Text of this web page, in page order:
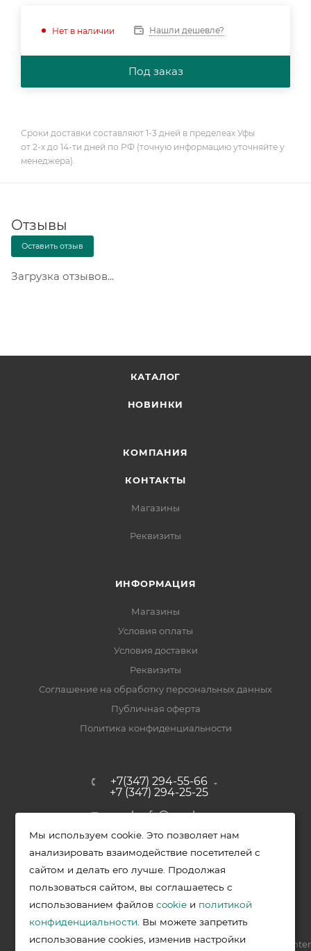
Нет в наличии Нашли дешевле?
Под заказ
Сроки доставки составляют 1-3 дней в пределеах Уфы
от 2-х до 14-ти дней по РФ (точную информацию уточняйте у
менеджера).
Отзывы
Оставить отзыв
Загрузка отзывов...
КАТАЛОГ
НОВИНКИ
КОМПАНИЯ
КОНТАКТЫ
Магазины
Реквизиты
ИНФОРМАЦИЯ
Магазины
Условия оплаты
Условия доставки
Реквизиты
Соглашение на обработку персональных данных
Публичная оферта
Политика конфиденциальности
+7(347) 294-55-66
+7 (347) 294-25-25
upak-ufa@yandex.ru
Уфимский район, с. Зубово, ул.
Полевая, д. 44/2, к. 2
2026 © Меркурий - упаковочная продукция от ведущих
производителей в Уфе
Разработка —
VIS.center
Мы используем cookie. Это позволяет нам
анализировать взаимодействие посетителей с
сайтом и делать его лучше. Продолжая
пользоваться сайтом, вы соглашаетесь с
использованием файловcookie и политикой
конфиденциальности . Вы можете запретить
использование cookies, изменив настройки